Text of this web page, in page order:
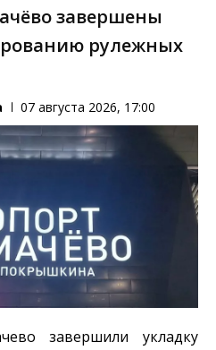
завершены
рулежных
07 августа 2026, 17:00
завершили укладку